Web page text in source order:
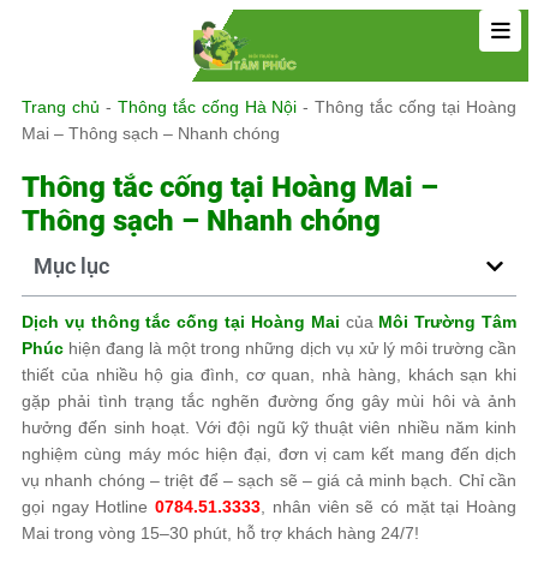
Trang chủ - Thông tắc cống Hà Nội -Thông tắc cống tại Hoàng
Mai – Thông sạch – Nhanh chóng
Thông tắc cống tại Hoàng Mai –
Thông sạch – Nhanh chóng
Mục lục
Dịch vụ thông tắc cống tại Hoàng Mai của Môi Trường Tâm
Phúc hiện đang là một trong những dịch vụ xử lý môi trường cần
thiết của nhiều hộ gia đình, cơ quan, nhà hàng, khách sạn khi
gặp phải tình trạng tắc nghẽn đường ống gây mùi hôi và ảnh
hưởng đến sinh hoạt. Với đội ngũ kỹ thuật viên nhiều năm kinh
nghiệm cùng máy móc hiện đại, đơn vị cam kết mang đến dịch
vụ nhanh chóng – triệt để – sạch sẽ – giá cả minh bạch. Chỉ cần
gọi ngay Hotline0784.51.3333 , nhân viên sẽ có mặt tại Hoàng
Mai trong vòng 15–30 phút, hỗ trợ khách hàng 24/7!